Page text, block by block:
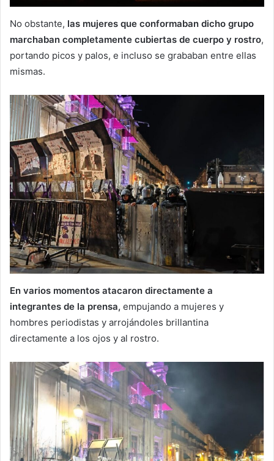
No obstante, las mujeres que conformaban dicho grupo
marchaban completamente cubiertas de cuerpo y rostro,
portando picos y palos, e incluso se grababan entre ellas
mismas.
En varios momentos atacaron directamente a
integrantes de la prensa, empujando a mujeres y
hombres periodistas y arrojándoles brillantina
directamente a los ojos y al rostro.